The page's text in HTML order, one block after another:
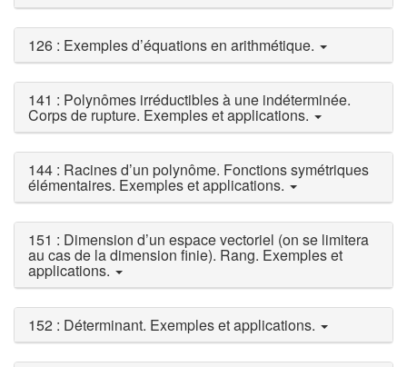
126 : Exemples d’équations en arithmétique.
141 : Polynômes irréductibles à une indéterminée.
Corps de rupture. Exemples et applications.
144 : Racines d’un polynôme. Fonctions symétriques
élémentaires. Exemples et applications.
151 : Dimension d’un espace vectoriel (on se limitera
au cas de la dimension finie). Rang. Exemples et
applications.
152 : Déterminant. Exemples et applications.